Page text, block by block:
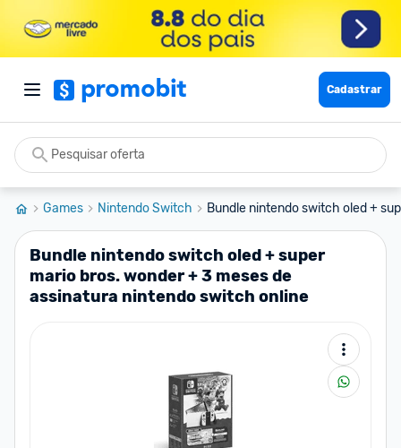
Cadastrar
Games Nintendo Switch Bundle nintendo switch oled +
Bundle nintendo switch oled + super
mario bros. wonder + 3 meses de
assinatura nintendo switch online